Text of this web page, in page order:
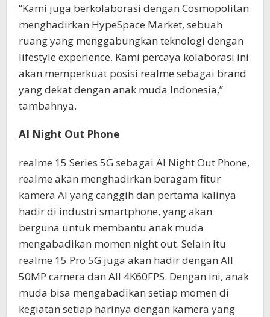
“Kami juga berkolaborasi dengan Cosmopolitan
menghadirkan HypeSpace Market, sebuah
ruang yang menggabungkan teknologi dengan
lifestyle experience. Kami percaya kolaborasi ini
akan memperkuat posisi realme sebagai brand
yang dekat dengan anak muda Indonesia,”
tambahnya.
AI Night Out Phone
realme 15 Series 5G sebagai AI Night Out Phone,
realme akan menghadirkan beragam fitur
kamera AI yang canggih dan pertama kalinya
hadir di industri smartphone, yang akan
berguna untuk membantu anak muda
mengabadikan momen night out. Selain itu
realme 15 Pro 5G juga akan hadir dengan All
50MP camera dan All 4K60FPS. Dengan ini, anak
muda bisa mengabadikan setiap momen di
kegiatan setiap harinya dengan kamera yang